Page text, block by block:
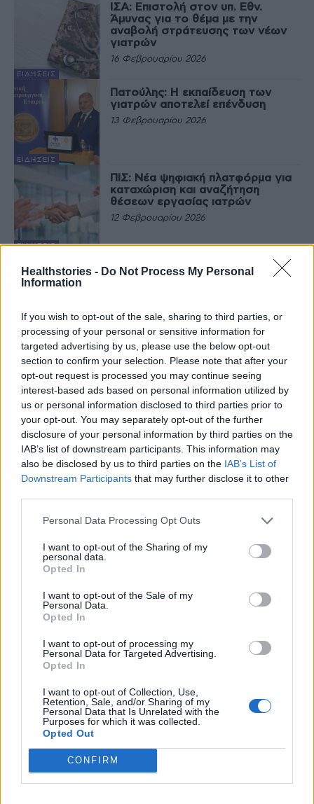
Healthstories - Do Not Process My Personal
Information
If you wish to opt-out of the sale, sharing to third parties, or
processing of your personal or sensitive information for
targeted advertising by us, please use the below opt-out
section to confirm your selection. Please note that after your
opt-out request is processed you may continue seeing
interest-based ads based on personal information utilized by
us or personal information disclosed to third parties prior to
your opt-out. You may separately opt-out of the further
disclosure of your personal information by third parties on the
IAB’s list of downstream participants. This information may
also be disclosed by us to third parties on the IAB’s List of
Downstream Participants that may further disclose it to other
Personal Data Processing Opt Outs
I want to opt-out of the Sharing of my
personal data.
Opted In
I want to opt-out of the Sale of my
Personal Data.
Opted In
I want to opt-out of processing my
Personal Data for Targeted Advertising.
Opted In
I want to opt-out of Collection, Use,
Retention, Sale, and/or Sharing of my
Personal Data that Is Unrelated with the
Purposes for which it was collected.
Opted Out
CONFIRM
ΕΙΔΉΣΕΙΣ
ΙΣΑ: Επιστολή στον υπ. Εθν.
Άμυνας για το θέμα με την
αναβολή στράτευσης των νέων
γιατρών
16 Φεβρουαρίου 2026
ΕΙΔΉΣΕΙΣ
Πατούλης: Η εκπαίδευση των
γιατρών αποτελεί επένδυση
13 Φεβρουαρίου 2026
ΕΙΔΉΣΕΙΣ
ΠΙΣ: Νέα ψηφιακή πλατφόρμα για
καταχώριση και αναζήτηση
θέσεων εργασίας ιατρών
12 Φεβρουαρίου 2026
ΙΣΤΟΡΊΕΣ ΥΓΕΊΑΣ
«Λαϊκό»: Εγκαινιάστηκε ο πρώτος
προσομοιωτής λαπαροσκοπικής
10 Φεβρουαρίου 2026
ΙΣΤΟΡΊΕΣ ΥΓΕΊΑΣ
Ενημέρωση για τους 3 τραυματίες
από τον Ρουμάνο Υπ. Υγείας –
Άδωνις: Μετά την έγκριση των
γιατρών θα έρθουν στην Ελλάδα
28 Ιανουαρίου 2026
Άδωνις: Κίνητρα για ταχύτερη
πρόσβαση σε καινοτόμα φάρμακα
– Αύξηση 30% στην αμοιβή
γιατρών ΕΟΠΥΥ
Τελευταία Νέα
λέτε σε έναν επισκέπτη
27 Φεβρουαρίου 2026
Πάνω από 100 μωρά έχουν
γεννηθεί μέσω εξωσωματικής, με
την υποστήριξη της Be-Live
27 Φεβρουαρίου 2026